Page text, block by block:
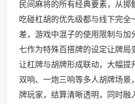
民间麻将的所有经典要素，从掷
吃碰杠胡的优先级都与线下完全
差，游戏中混子的使用限制与加
七作为特殊百搭牌的设定让牌局
让杠牌与胡牌形成联动，大幅提
双响、一炮三响等多人胡牌场景
牌玩家，结算清晰透明，同时融